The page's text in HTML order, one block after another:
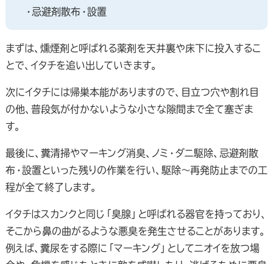
・忌避剤散布・設置
まずは、燻煙剤と呼ばれる薬剤を天井裏や床下に投入するこ
とで、イタチを追い出していきます。
次にイタチには帰巣本能がありますので、目立つ穴や割れ目
の他、普段気が付かないような小さな隙間まで全て塞ぎま
す。
最後に、糞清掃やマーキング消臭、ノミ・ダニ駆除、忌避剤散
布・設置といった残りの作業を行い、駆除～再発防止までの工
程が全て終了します。
イタチはスカンクと同じ「臭腺」と呼ばれる器官を持っており、
そこから鼻の曲がるような悪臭を発生させることがあります。
例えば、糞尿をする際に「マーキング」としてニオイを放つ場